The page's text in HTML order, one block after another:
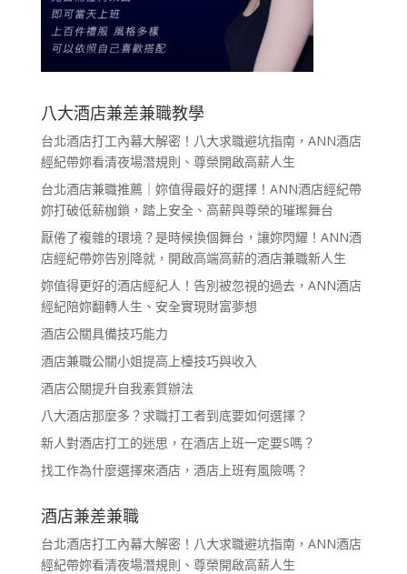
八大酒店兼差兼職教學
台北酒店打工內幕大解密！八大求職避坑指南，ANN酒店
經紀帶妳看清夜場潛規則、尊榮開啟高薪人生
台北酒店兼職推薦｜妳值得最好的選擇！ANN酒店經紀帶
妳打破低薪枷鎖，踏上安全、高薪與尊榮的璀璨舞台
厭倦了複雜的環境？是時候換個舞台，讓妳閃耀！ANN酒
店經紀帶妳告別降就，開啟高端高薪的酒店兼職新人生
妳值得更好的酒店經紀人！告別被忽視的過去，ANN酒店
經紀陪妳翻轉人生、安全實現財富夢想
酒店公關具備技巧能力
酒店兼職公關小姐提高上檯技巧與收入
酒店公關提升自我素質辦法
八大酒店那麼多？求職打工者到底要如何選擇？
新人對酒店打工的迷思，在酒店上班一定要S嗎？
找工作為什麼選擇來酒店，酒店上班有風險嗎？
酒店兼差兼職
台北酒店打工內幕大解密！八大求職避坑指南，ANN酒店
經紀帶妳看清夜場潛規則、尊榮開啟高薪人生